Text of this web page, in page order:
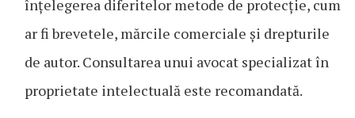
înțelegerea diferitelor metode de protecție, cum
ar fi brevetele, mărcile comerciale și drepturile
de autor. Consultarea unui avocat specializat în
proprietate intelectuală este recomandată.